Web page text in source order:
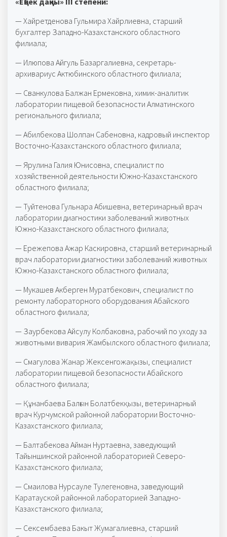
— Хайретденова Гульмира Хайрлиевна, старший
бухгалтер Западно-Казахстанского областного
филиала;
— Илюпова Айгуль Базаргалиевна, секретарь-
архивариус Актюбинского областного филиала;
— Сванкулова Балжан Ермековна, химик-аналитик
лаборатории пищевой безопасности Алматинского
регионального филиала;
— Абилбекова Шолпан Сабеновна, кадровый инспектор
Восточно-Казахстанского областного филиала;
— Ярулина Галия Юнисовна, специалист по
хозяйственной деятельности Южно-Казахстанского
областного филиала;
— Туйтенова Гульнара Абишевна, ветеринарный врач
лаборатории диагностики заболеваний животных
Южно-Казахстанского областного филиала;
— Ережепова Ажар Каскировна, старший ветеринарный
врач лаборатории диагностики заболеваний животных
Южно-Казахстанского областного филиала;
— Мукашев Акберген Муратбекович, специалист по
ремонту лабораторного оборудования Абайского
областного филиала;
— Заурбекова Айсулу Колбаковна, рабочий по уходу за
животными вивария Жамбылского областного филиала;
— Смагулова Жанар Жексенгожақызы, специалист
лаборатории пищевой безопасности Абайского
областного филиала;
— Құнанбаева Балғын Болатбекқызы, ветеринарный
врач Курчумской районной лаборатории Восточно-
Казахстанского филиала;
— Балтабекова Айман Нуртаевна, заведующий
Тайыншинской районной лабораторией Северо-
Казахстанского филиала;
— Смаилова Нурсауле Тулегеновна, заведующий
Каратауской районной лабораторией Западно-
Казахстанского филиала;
— Сексембаева Бакыт Жумагалиевна, старший